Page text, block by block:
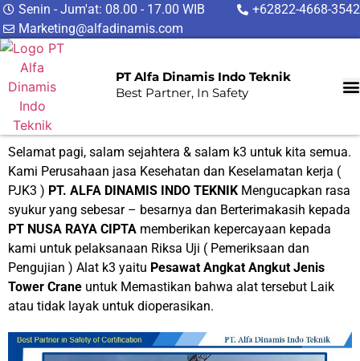
Senin - Jum'at: 08.00 - 17.00 WIB
+62822-4668-3542
Marketing@alfadinamis.com
PT Alfa Dinamis Indo Teknik
Best Partner, In Safety
Selamat pagi, salam sejahtera & salam k3 untuk kita semua.
Kami Perusahaan jasa Kesehatan dan Keselamatan kerja (
PJK3 ) PT. ALFA DINAMIS INDO TEKNIK Mengucapkan rasa
syukur yang sebesar – besarnya dan Berterimakasih kepada
PT NUSA RAYA CIPTA memberikan kepercayaan kepada
kami untuk pelaksanaan Riksa Uji ( Pemeriksaan dan
Pengujian ) Alat k3 yaitu Pesawat Angkat Angkut Jenis
Tower Crane untuk Memastikan bahwa alat tersebut Laik
atau tidak layak untuk dioperasikan.